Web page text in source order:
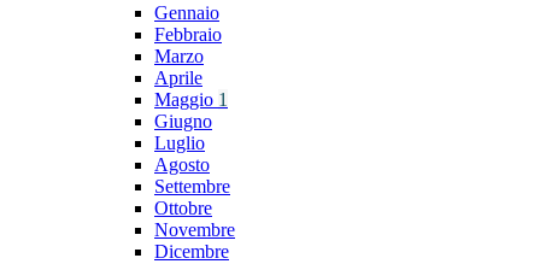
Gennaio
Febbraio
Marzo
Aprile
Maggio 1
Giugno
Luglio
Agosto
Settembre
Ottobre
Novembre
Dicembre